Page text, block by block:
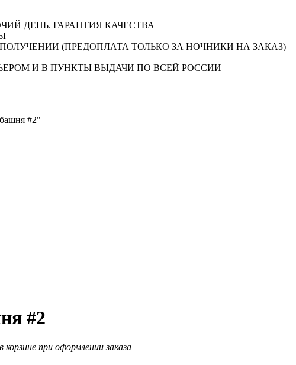
ДЕНЬ. ГАРАНТИЯ КАЧЕСТВА
(ПРЕДОПЛАТА ТОЛЬКО ЗА НОЧНИКИ НА ЗАКАЗ)
И В ПУНКТЫ ВЫДАЧИ ПО ВСЕЙ РОССИИ
#2"
#2
при оформлении заказа